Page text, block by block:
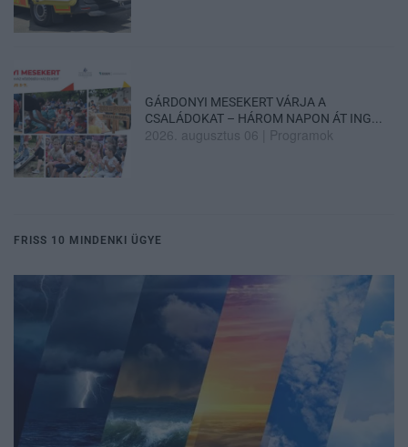
GÁRDONYI MESEKERT VÁRJA A
CSALÁDOKAT – HÁROM NAPON ÁT ING...
2026. augusztus 06 Programok
FRISS 10 MINDENKI ÜGYE